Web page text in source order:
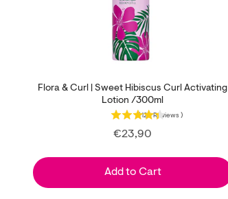
Flora & Curl | Sweet Hibiscus Curl Activating
Lotion /300ml
128 Reviews )
Price
€23,90
Add to Cart